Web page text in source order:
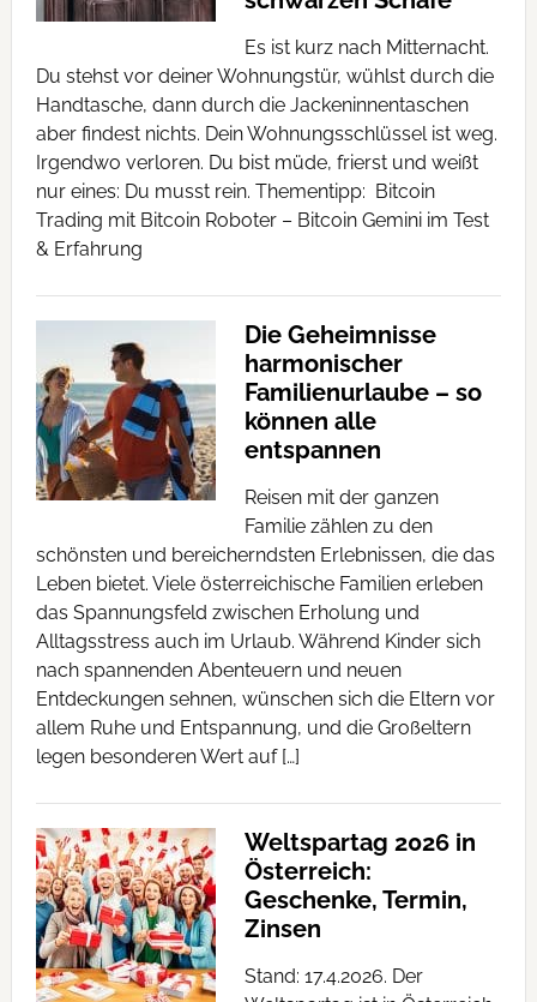
Es ist kurz nach Mitternacht.
Du stehst vor deiner Wohnungstür, wühlst durch die
Handtasche, dann durch die Jackeninnentaschen
aber findest nichts. Dein Wohnungsschlüssel ist weg.
Irgendwo verloren. Du bist müde, frierst und weißt
nur eines: Du musst rein. Thementipp: Bitcoin
Trading mit Bitcoin Roboter – Bitcoin Gemini im Test
& Erfahrung
Die Geheimnisse
harmonischer
Familienurlaube – so
können alle
entspannen
Reisen mit der ganzen
Familie zählen zu den
schönsten und bereicherndsten Erlebnissen, die das
Leben bietet. Viele österreichische Familien erleben
das Spannungsfeld zwischen Erholung und
Alltagsstress auch im Urlaub. Während Kinder sich
nach spannenden Abenteuern und neuen
Entdeckungen sehnen, wünschen sich die Eltern vor
allem Ruhe und Entspannung, und die Großeltern
legen besonderen Wert auf […]
Weltspartag 2026 in
Österreich:
Geschenke, Termin,
Zinsen
Stand: 17.4.2026. Der